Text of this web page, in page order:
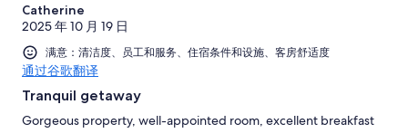
Catherine
2025 年 10 月 19 日
满意：清洁度、员工和服务、住宿条件和设施、客房舒适度
通过谷歌翻译
Tranquil getaway
Gorgeous property, well-appointed room, excellent breakfast